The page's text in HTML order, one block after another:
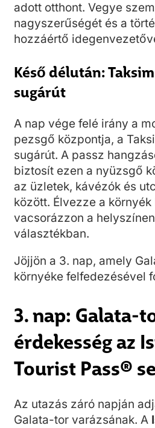
adott otthont. Vegye
nagyszerűségét és a
hozzáértő
Késő délután:
sugárút
A nap vége felé irány a
pezsgő központja, a
sugárút. A passz
biztosít ezen a nyüzsgő
az üzletek, kávézók és
között. Élvezze a
vacsorázzon a
választékban.
Jöjjön a 3. nap, amely
környéke felfedezésével
3. nap: Galata-
érdekesség az
Tourist Pass®
Az utazás záró napján
Galata-tor varázsának. A